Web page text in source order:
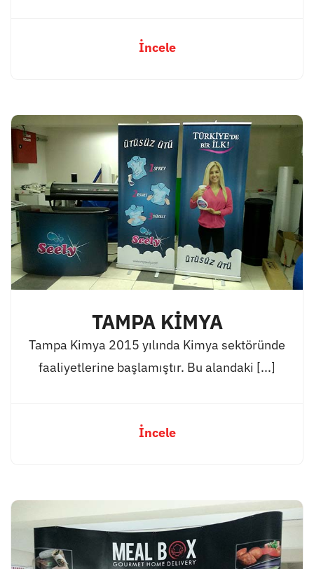
İncele
TAMPA KİMYA
Tampa Kimya 2015 yılında Kimya sektöründe
faaliyetlerine başlamıştır. Bu alandaki [...]
İncele